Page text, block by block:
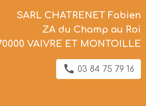
SARL CHATRENET Fabien
ZA du Champ au Roi
VAIVRE ET MONTOILLE
03 84 75 79 16